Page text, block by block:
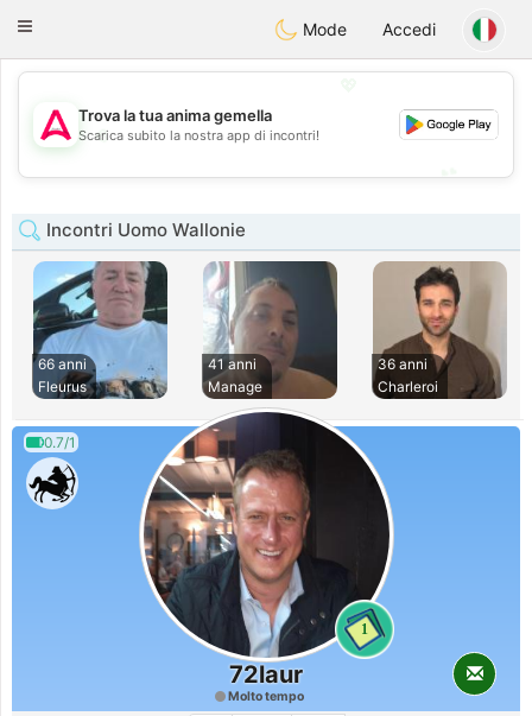
Tantôt
Toggle
Mode Accedi
💖
💕
Trova la tua anima gemella
Scarica subito la nostra app di incontri!
Incontri Uomo Wallonie
66 anni
Fleurus
41 anni
Manage
36 anni
Charleroi
0.7/1
1
72laur
Molto tempo